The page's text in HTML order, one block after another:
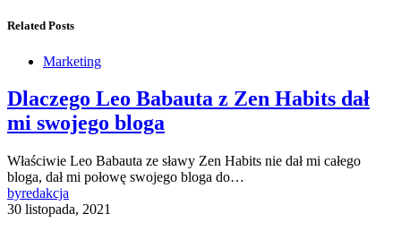
Related Posts
Marketing
Dlaczego Leo Babauta z Zen Habits dał
mi swojego bloga
Właściwie Leo Babauta ze sławy Zen Habits nie dał mi całego
bloga, dał mi połowę swojego bloga do…
byredakcja
30 listopada, 2021